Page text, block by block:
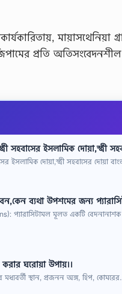
মায়াসথেনিয়া
প্রতি
সহবাসের ইসলামিক দোয়া,স্ত্রী
ইসলামিক দোয়া,স্ত্রী সহবাসের দোয়া
ব্যথা উপশমের জন্য
প্যারাসিটামল মূলত একটি
ঘরোয়া উপায়।।
স্থান, প্রজনন অঙ্গ, হিপ,